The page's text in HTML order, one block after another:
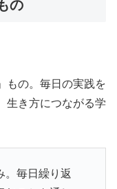
の
もの。毎日の実践を
生き方につながる学
。毎日繰り返